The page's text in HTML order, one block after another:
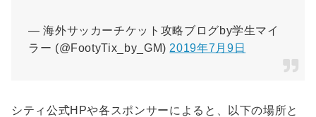
— 海外サッカーチケット攻略ブログby学生マイ
ラー (@FootyTix_by_GM) 2019年7月9日
シティ公式HPや各スポンサーによると、以下の場所と